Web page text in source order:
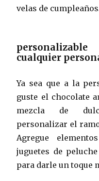
velas de
cualquier
Ya sea que a la
guste el chocolate
mezcla de
personalizar el
Agregue
juguetes de
para darle un toque